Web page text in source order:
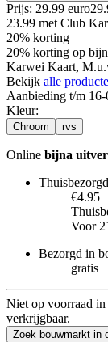
Prijs: 29.99 euro29.
23.99 met Club
20% korting
20% korting op
Karwei Kaart,
Bekijk alle
Aanbieding t/m
Kleur:
Chroom rvs
Online bijna
Thuisbezorgd
€4.95
Voor
Bezorgd in
gratis
Niet op voorraad
verkrijgbaar.
Zoek bouwmarkt in